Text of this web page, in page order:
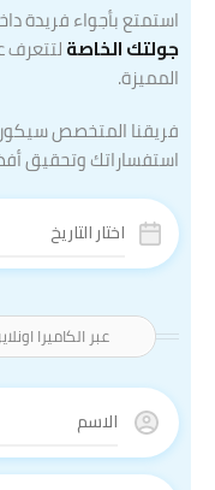
عبر الكاميرا
استمتع بأجواء فريدة
جولتك الخاصةلتتعرف
المميزة.
فريقنا المتخصص
استفساراتك وتحقيق